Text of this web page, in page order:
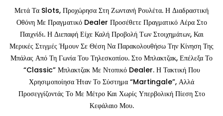
Μετά Τα Slots, Προχώρησα Στη Ζωντανή Ρουλέτα. Η Διαδραστική
Οθόνη Με Πραγματικό Dealer Προσέθετε Πραγματικό Αέρα Στο
Παιχνίδι. Η Διεπαφή Είχε Καλή Προβολή Των Στοιχημάτων, Και
Μερικές Στιγμές Ήμουν Σε Θέση Να Παρακολουθήσω Την Κίνηση Της
Μπάλας Από Τη Γωνία Του Τηλεσκοπίου. Στο Μπλακτζακ, Επέλεξα Το
“Classic” Μπλακτζακ Με Ντοπικό Dealer. Η Τακτική Που
Χρησιμοποίησα Ήταν Το Σύστημα “Martingale”, Αλλά
Προσεγγίζοντάς Το Με Μέτρο Και Χωρίς Υπερβολική Πίεση Στο
Κεφάλαιο Μου.